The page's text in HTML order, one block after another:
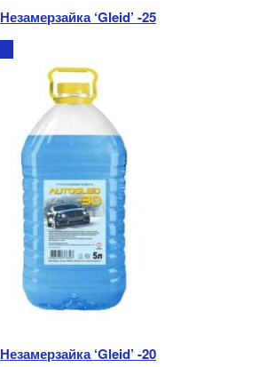
Незамерзайка ‘Gleid’ -25
Незамерзайка ‘Gleid’ -20